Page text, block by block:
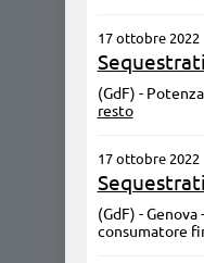
17 ottobre 2022
(GdF) -
resto
17 ottobre 2022
(GdF) -
consumatore